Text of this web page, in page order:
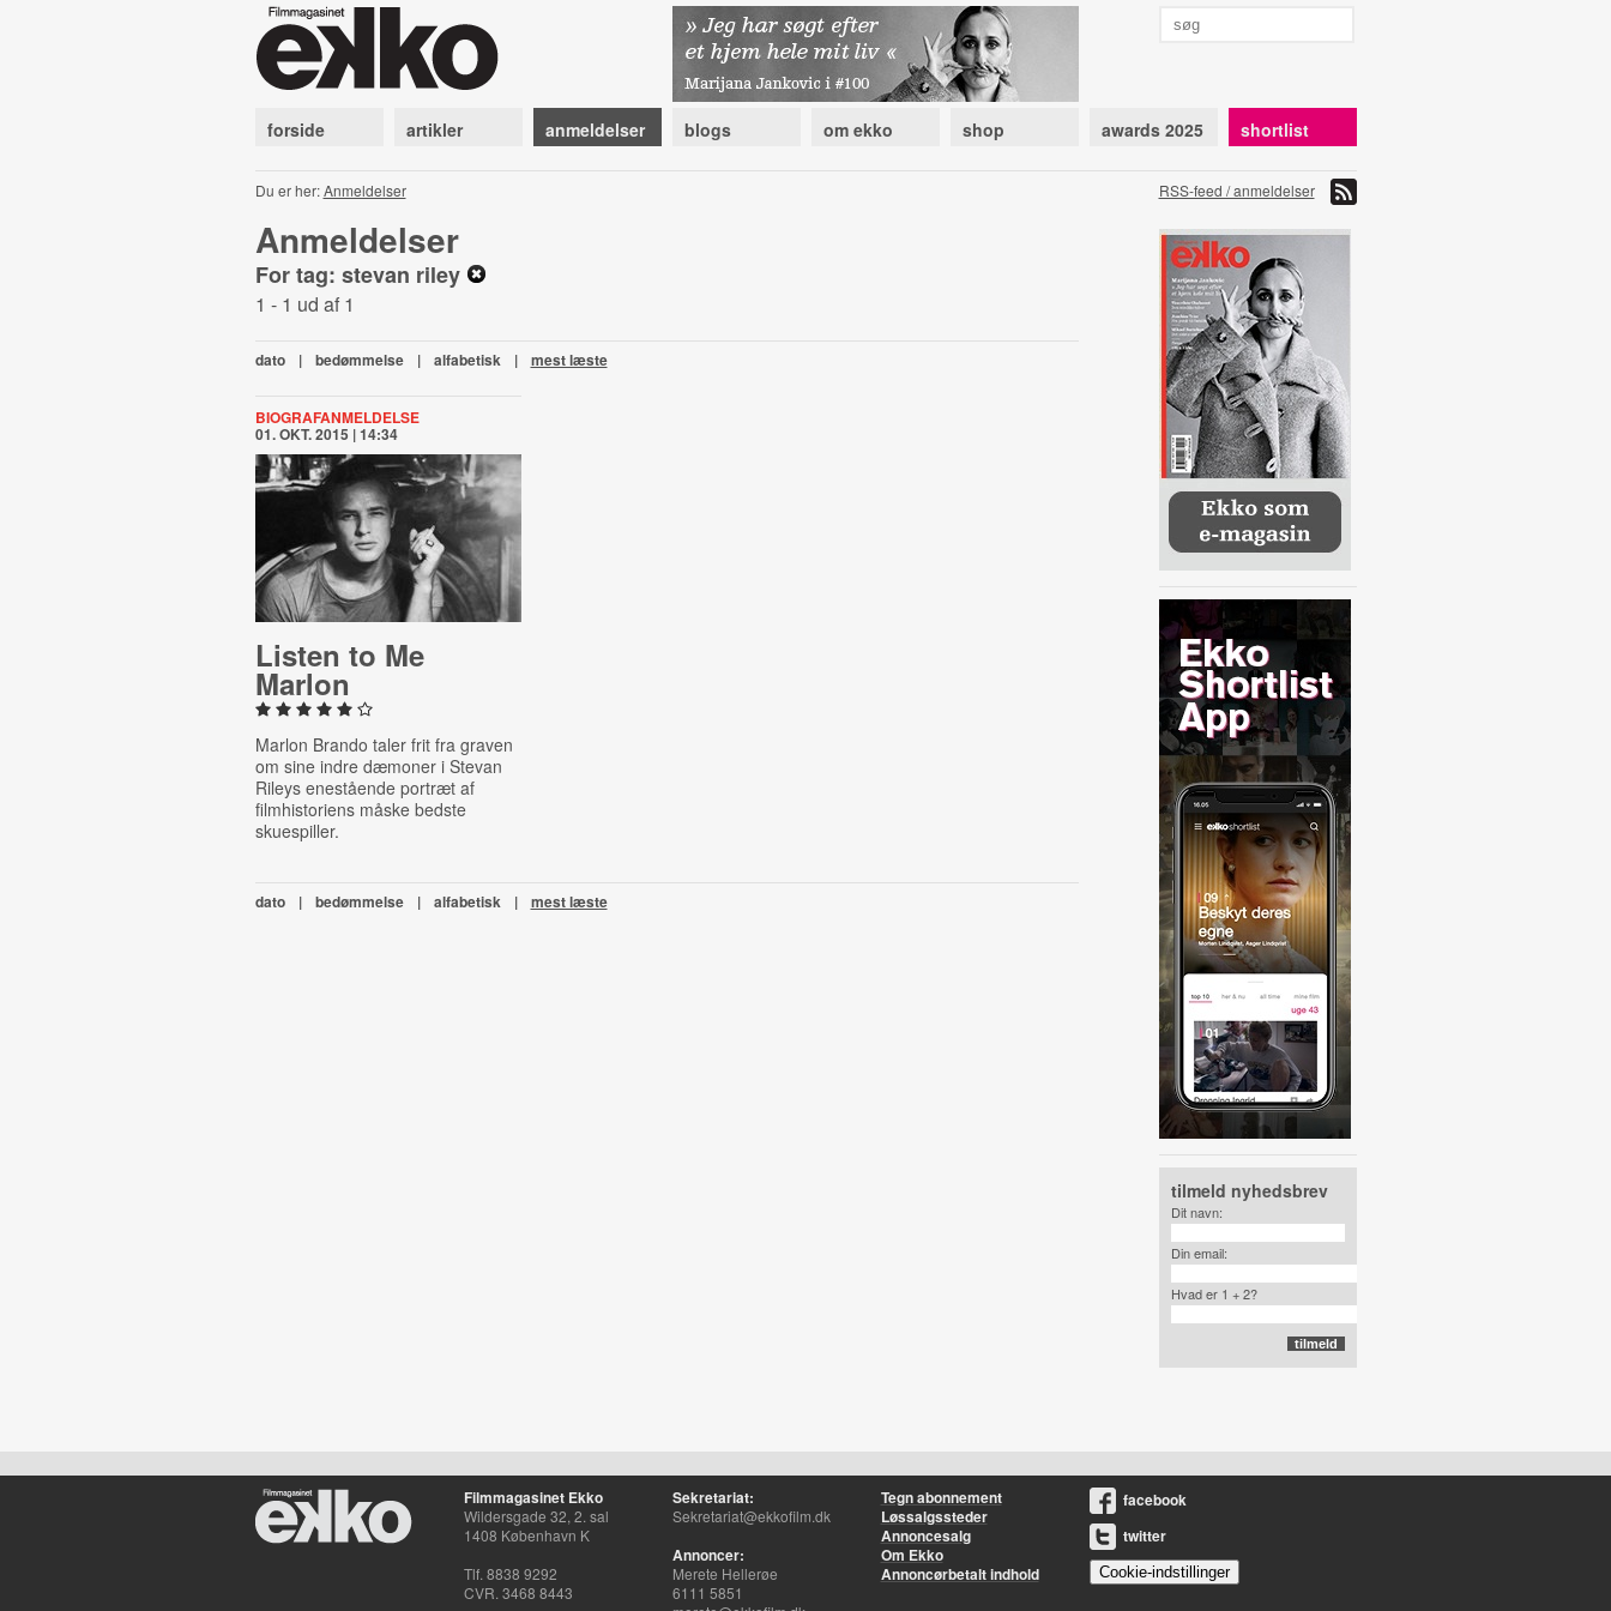
forside artikler anmeldelser blogs om ekko shop awards 2025 shortlist
Du er her:Anmeldelser RSS-feed / anmeldelser
Anmeldelser
For tag: stevan riley
1 - 1 ud af 1
dato | bedømmelse | alfabetisk | mest læste
BIOGRAFANMELDELSE
01. OKT. 2015 | 14:34
Listen to Me
Marlon
Marlon Brando taler frit fra graven
om sine indre dæmoner i Stevan
Rileys enestående portræt af
filmhistoriens måske bedste
skuespiller.
dato | bedømmelse | alfabetisk | mest læste
tilmeld nyhedsbrev
Dit navn:
Din email:
Hvad er 1 + 2?
Filmmagasinet Ekko
Wildersgade 32, 2. sal
1408 København K
Tlf. 8838 9292
CVR. 3468 8443
Sekretariat:
Sekretariat@ekkofilm.dk
Annoncer:
Merete Hellerøe
6111 5851
Tegn abonnement
Løssalgssteder
Annoncesalg
Om Ekko
Annoncørbetalt indhold
facebook
twitter
Cookie-indstillinger